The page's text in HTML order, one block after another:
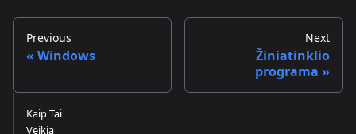
Previous
Windows
Next
Žiniatinklio
programa
Kaip Tai
Veikia